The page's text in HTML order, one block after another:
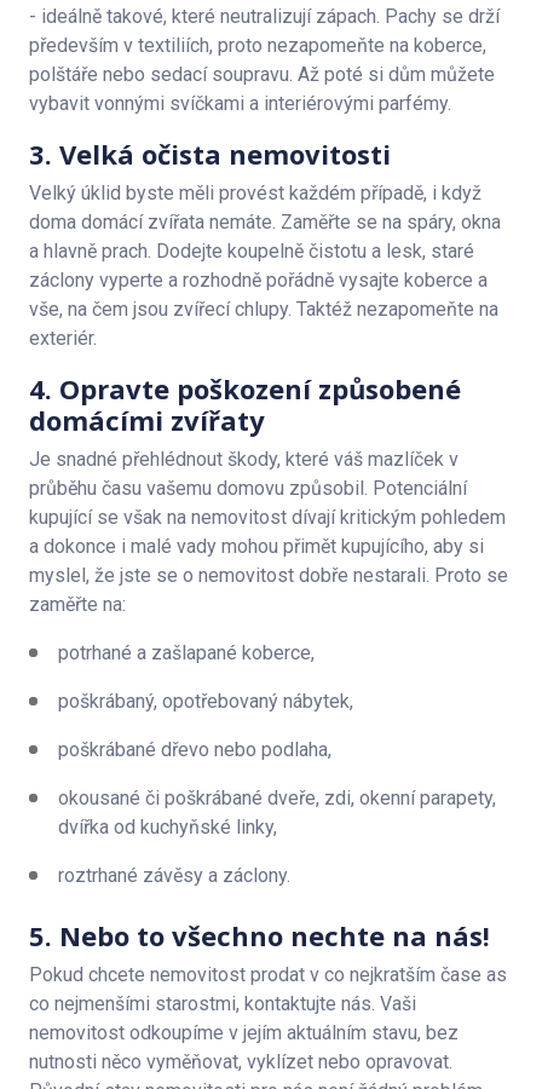
- ideálně takové, které neutralizují zápach. Pachy se drží
především v textiliích, proto nezapomeňte na koberce,
polštáře nebo sedací soupravu. Až poté si dům můžete
vybavit vonnými svíčkami a interiérovými parfémy.
3. Velká očista nemovitosti
Velký úklid byste měli provést každém případě, i když
doma domácí zvířata nemáte. Zaměřte se na spáry, okna
a hlavně prach. Dodejte koupelně čistotu a lesk, staré
záclony vyperte a rozhodně pořádně vysajte koberce a
vše, na čem jsou zvířecí chlupy. Taktéž nezapomeňte na
exteriér.
4. Opravte poškození způsobené
domácími zvířaty
Je snadné přehlédnout škody, které váš mazlíček v
průběhu času vašemu domovu způsobil. Potenciální
kupující se však na nemovitost dívají kritickým pohledem
a dokonce i malé vady mohou přimět kupujícího, aby si
myslel, že jste se o nemovitost dobře nestarali. Proto se
zaměřte na:
potrhané a zašlapané koberce,
poškrábaný, opotřebovaný nábytek,
poškrábané dřevo nebo podlaha,
okousané či poškrábané dveře, zdi, okenní parapety,
dvířka od kuchyňské linky,
roztrhané závěsy a záclony.
5. Nebo to všechno nechte na nás!
Pokud chcete nemovitost prodat v co nejkratším čase as
co nejmenšími starostmi, kontaktujte nás. Vaši
nemovitost odkoupíme v jejím aktuálním stavu, bez
nutnosti něco vyměňovat, vyklízet nebo opravovat.